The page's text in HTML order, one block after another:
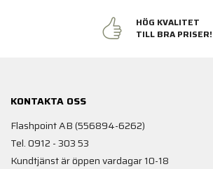
HÖG KVALITET
TILL BRA PRISER!
KONTAKTA OSS
Flashpoint AB (556894-6262)
Tel. 0912 - 303 53
Kundtjänst är öppen vardagar 10-18